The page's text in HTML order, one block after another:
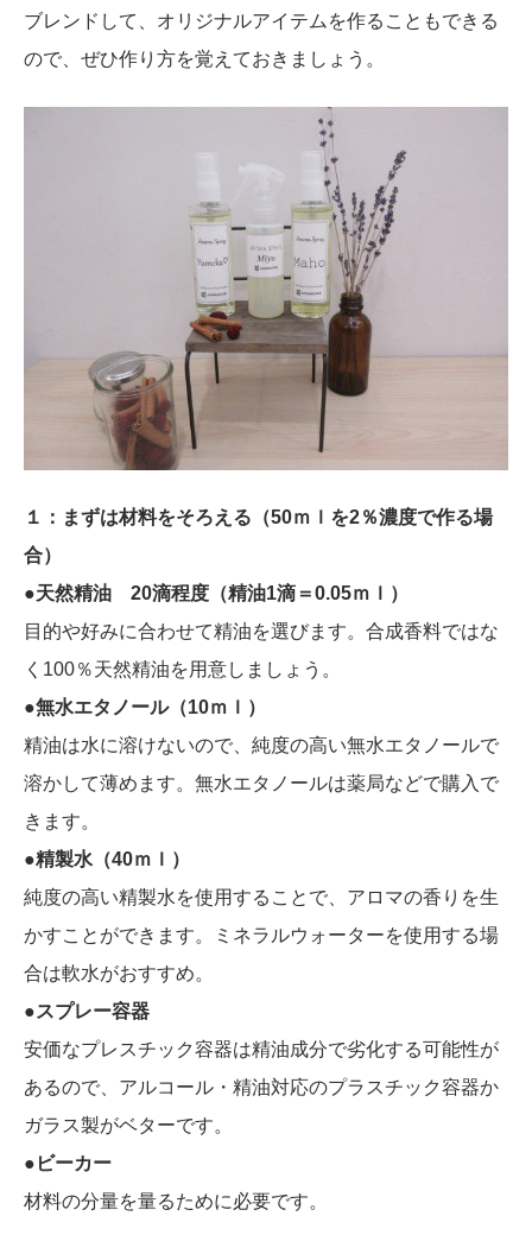
ブレンドして、オリジナルアイテムを作ることもできる
ので、ぜひ作り方を覚えておきましょう。
１：まずは材料をそろえる（50ｍｌを2％濃度で作る場
合）
●天然精油 20滴程度（精油1滴＝0.05ｍｌ）
目的や好みに合わせて精油を選びます。合成香料ではな
く100％天然精油を用意しましょう。
●無水エタノール（10ｍｌ）
精油は水に溶けないので、純度の高い無水エタノールで
溶かして薄めます。無水エタノールは薬局などで購入で
きます。
●精製水（40ｍｌ）
純度の高い精製水を使用することで、アロマの香りを生
かすことができます。ミネラルウォーターを使用する場
合は軟水がおすすめ。
●スプレー容器
安価なプレスチック容器は精油成分で劣化する可能性が
あるので、アルコール・精油対応のプラスチック容器か
ガラス製がベターです。
●ビーカー
材料の分量を量るために必要です。